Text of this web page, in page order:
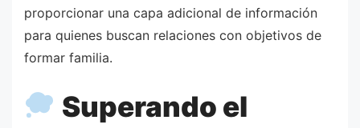
proporcionar una capa adicional de información
para quienes buscan relaciones con objetivos de
formar familia.
Superando el